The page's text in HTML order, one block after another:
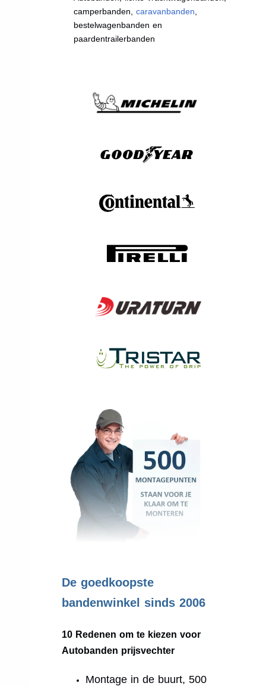
camperbanden, caravanbanden,
bestelwagenbanden en
paardentrailerbanden
De goedkoopste
bandenwinkel sinds 2006
10 Redenen om te kiezen voor
Autobanden prijsvechter
Montage in de buurt, 500